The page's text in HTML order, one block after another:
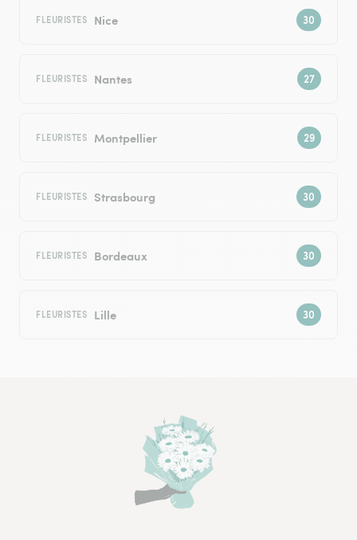
FLEURISTES Nice
FLEURISTES Nantes
FLEURISTES Montpellier
FLEURISTES Strasbourg
FLEURISTES Bordeaux
FLEURISTES Lille